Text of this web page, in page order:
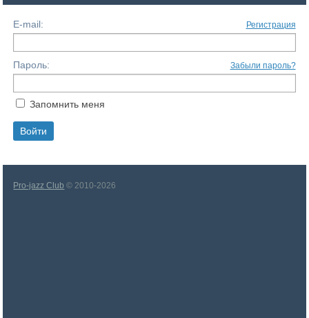
E-mail: Регистрация
Пароль: Забыли пароль?
Запомнить меня
Pro-jazz Club © 2010-2026